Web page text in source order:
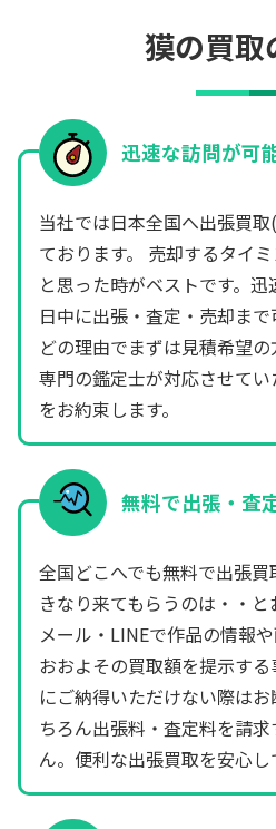
獏の買取
迅速な訪問が可
当社では日本全国へ出張買
ております。 売却するタイ
と思った時がベストです。
日中に出張・査定・売却ま
どの理由でまずは見積希望の
専門の鑑定士が対応させて
をお約束します。
無料で出張・査
全国どこへでも無料で出張買
きなり来てもらうのは・・と
メール・LINEで作品の情報
おおよその買取額を提示す
にご納得いただけない際は
ちろん出張料・査定料を請
ん。便利な出張買取を安心し